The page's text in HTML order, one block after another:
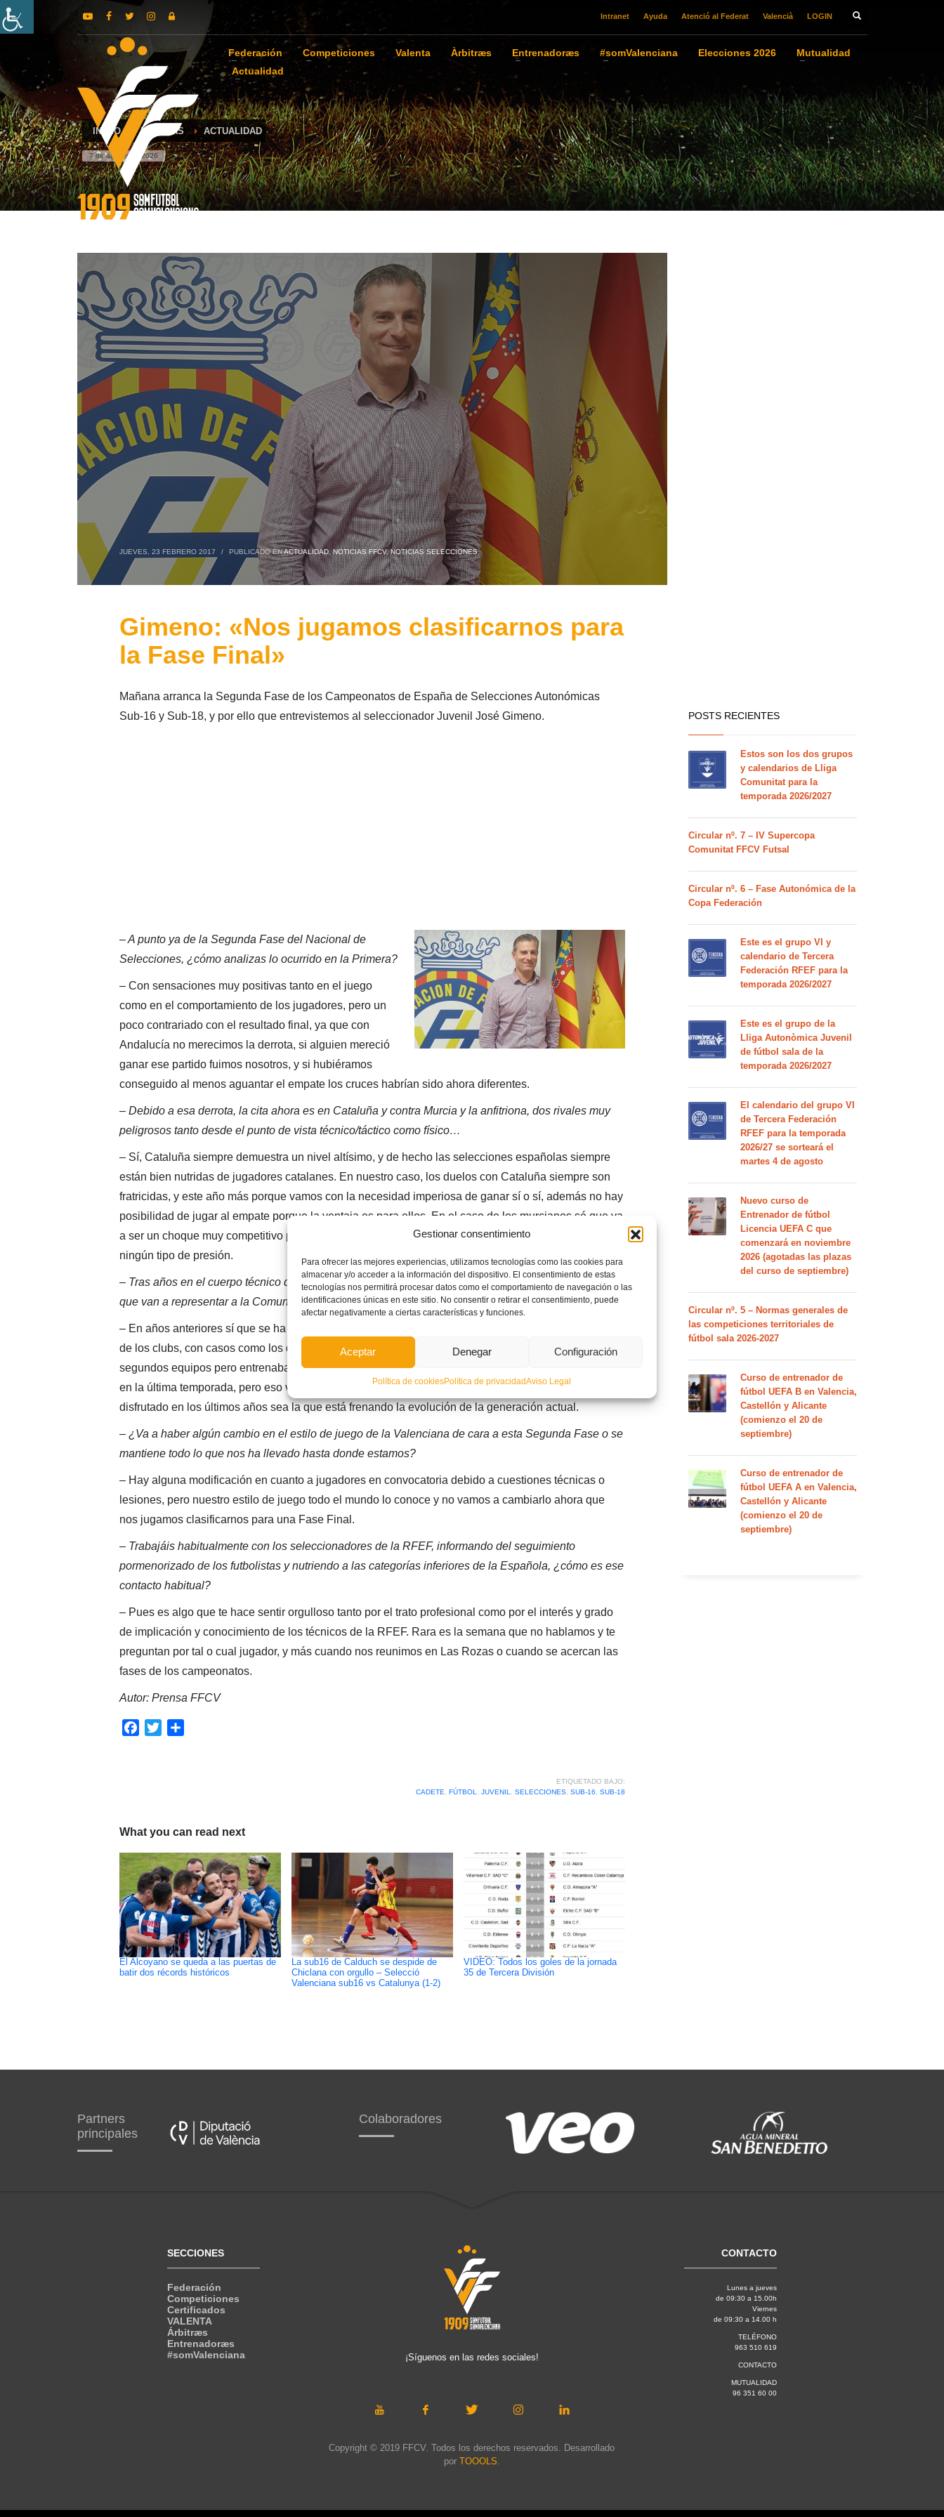
Gestionar consentimiento
Para ofrecer las mejores experiencias, utilizamos tecnologías como las cookies para
almacenar y/o acceder a la información del dispositivo. El consentimiento de estas
tecnologías nos permitirá procesar datos como el comportamiento de navegación o las
identificaciones únicas en este sitio. No consentir o retirar el consentimiento, puede
afectar negativamente a ciertas características y funciones.
Aceptar Denegar Configuración
Política de cookiesPolítica de privacidadAviso Legal
Intranet Ayuda Atenció al Federat Valencià LOGIN
Federación Competiciones Valenta Àrbitræs Entrenadoræs #somValenciana Elecciones 2026
Mutualidad
Actualidad
INICIO NOTICIAS ACTUALIDAD
7 de agosto de 2026
JUEVES, 23 FEBRERO 2017 / PUBLICADO ENACTUALIDAD,NOTICIAS FFCV,NOTICIAS SELECCIONES
Gimeno: «Nos jugamos clasificarnos para
la Fase Final»
Mañana arranca la Segunda Fase de los Campeonatos de España de Selecciones Autonómicas
Sub-16 y Sub-18, y por ello que entrevistemos al seleccionador Juvenil José Gimeno.
– A punto ya de la Segunda Fase del Nacional de
Selecciones, ¿cómo analizas lo ocurrido en la Primera?
– Con sensaciones muy positivas tanto en el juego
como en el comportamiento de los jugadores, pero un
poco contrariado con el resultado final, ya que con
Andalucía no merecimos la derrota, si alguien mereció
ganar ese partido fuimos nosotros, y si hubiéramos
conseguido al menos aguantar el empate los cruces habrían sido ahora diferentes.
– Debido a esa derrota, la cita ahora es en Cataluña y contra Murcia y la anfitriona, dos rivales muy
peligrosos tanto desde el punto de vista técnico/táctico como físico…
– Sí, Cataluña siempre demuestra un nivel altísimo, y de hecho las selecciones españolas siempre
están bien nutridas de jugadores catalanes. En nuestro caso, los duelos con Cataluña siempre son
fratricidas, y este año más porque vamos con la necesidad imperiosa de ganar sí o sí, además no hay
posibilidad de jugar al empate porque la ventaja es para ellos. En el caso de los murcianos sé que va
a ser un choque muy competitivo porque son una buena selección y vienen a la Segunda Fase sin
ningún tipo de presión.
– Tras años en el cuerpo técnico de la Federación, ¿cómo ves a la actual generación de juveniles
que van a representar a la Comunidad Valenciana?
– En años anteriores sí que se ha visto una mayor apuesta por promocionar a los jóvenes por parte
de los clubs, con casos como los de Fran Villalba, Pepelu o Manu Morlanes, que jugaban con sus
segundos equipos pero entrenaban con los primeros, algo que quizá se haya visto un poco frenado
en la última temporada, pero eso va por generaciones. Quizá esa gran calidad de la que hemos
disfrutado en los últimos años sea la que está frenando la evolución de la generación actual.
– ¿Va a haber algún cambio en el estilo de juego de la Valenciana de cara a esta Segunda Fase o se
mantiene todo lo que nos ha llevado hasta donde estamos?
– Hay alguna modificación en cuanto a jugadores en convocatoria debido a cuestiones técnicas o
lesiones, pero nuestro estilo de juego todo el mundo lo conoce y no vamos a cambiarlo ahora que
nos jugamos clasificarnos para una Fase Final.
– Trabajáis habitualmente con los seleccionadores de la RFEF, informando del seguimiento
pormenorizado de los futbolistas y nutriendo a las categorías inferiores de la Española, ¿cómo es ese
contacto habitual?
– Pues es algo que te hace sentir orgulloso tanto por el trato profesional como por el interés y grado
de implicación y conocimiento de los técnicos de la RFEF. Rara es la semana que no hablamos y te
preguntan por tal o cual jugador, y más cuando nos reunimos en Las Rozas o cuando se acercan las
fases de los campeonatos.
Autor: Prensa FFCV
Facebook
Twitter
ETIQUETADO BAJO:
CADETE
FÚTBOL JUVENIL SELECCIONES, SUB-16 SUB-18
What you can read next
El Alcoyano se queda a las puertas de
batir dos récords históricos
La sub16 de Calduch se despide de
Chiclana con orgullo – Selecció
Valenciana sub16 vs Catalunya (1-2)
VIDEO: Todos los goles de la jornada
35 de Tercera División
POSTS RECIENTES
Estos son los dos grupos
y calendarios de Lliga
Comunitat para la
temporada 2026/2027
Circular nº. 7 – IV Supercopa
Comunitat FFCV Futsal
Circular nº. 6 – Fase Autonómica de la
Copa Federación
Este es el grupo VI y
calendario de Tercera
Federación RFEF para la
temporada 2026/2027
Este es el grupo de la
Lliga Autonòmica Juvenil
de fútbol sala de la
temporada 2026/2027
El calendario del grupo VI
de Tercera Federación
RFEF para la temporada
2026/27 se sorteará el
martes 4 de agosto
Nuevo curso de
Entrenador de fútbol
Licencia UEFA C que
comenzará en noviembre
2026 (agotadas las plazas
del curso de septiembre)
Circular nº. 5 – Normas generales de
las competiciones territoriales de
fútbol sala 2026-2027
Curso de entrenador de
fútbol UEFA B en Valencia,
Castellón y Alicante
(comienzo el 20 de
septiembre)
Curso de entrenador de
fútbol UEFA A en Valencia,
Castellón y Alicante
(comienzo el 20 de
septiembre)
Partners
principales
Colaboradores
SECCIONES
Federación
Competiciones
Certificados
VALENTA
Árbitræs
Entrenadoræs
#somValenciana
¡Síguenos en las redes sociales!
Copyright © 2019 FFCV. Todos los derechos reservados. Desarrollado
por TOOOLS
CONTACTO
Lunes a jueves
de 09:30 a 15.00h
Viernes
de 09:30 a 14.00 h
TELÉFONO
963 510 619
CONTACTO
MUTUALIDAD
96 351 60 00